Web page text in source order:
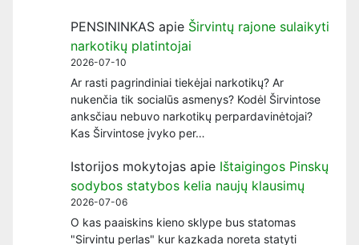
PENSININKAS apie Širvintų rajone sulaikyti
narkotikų platintojai
2026-07-10
Ar rasti pagrindiniai tiekėjai narkotikų? Ar
nukenčia tik socialūs asmenys? Kodėl Širvintose
anksčiau nebuvo narkotikų perpardavinėtojai?
Kas Širvintose įvyko per…
Istorijos mokytojas apie Ištaigingos Pinskų
sodybos statybos kelia naujų klausimų
2026-07-06
O kas paaiskins kieno sklype bus statomas
"Sirvintu perlas" kur kazkada noreta statyti